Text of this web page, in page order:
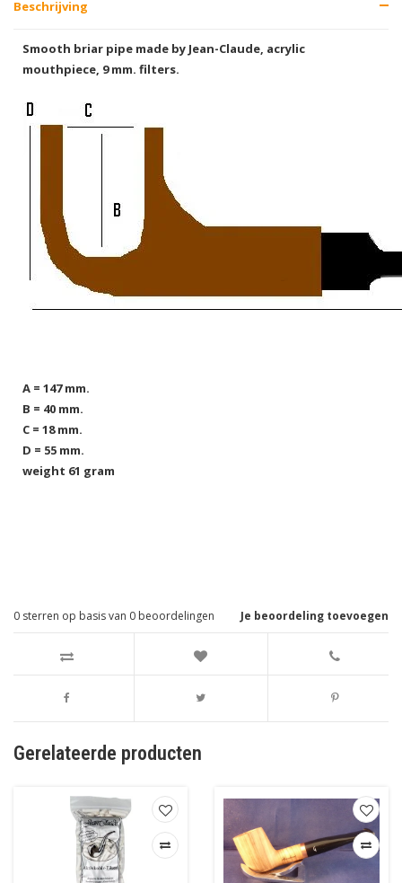
Beschrijving
Smooth briar pipe made by Jean-Claude, acrylic
mouthpiece, 9 mm. filters.
A = 147 mm.
B = 40 mm.
C = 18 mm.
D = 55 mm.
weight 61 gram
Je beoordeling toevoegen
0 sterren op basis van 0 beoordelingen
Gerelateerde producten